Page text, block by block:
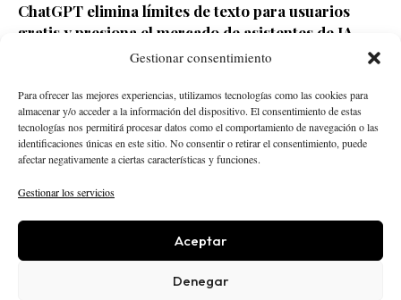
Gestionar consentimiento
Para ofrecer las mejores experiencias, utilizamos tecnologías como las cookies para
almacenar y/o acceder a la información del dispositivo. El consentimiento de estas
tecnologías nos permitirá procesar datos como el comportamiento de navegación o las
identificaciones únicas en este sitio. No consentir o retirar el consentimiento, puede
afectar negativamente a ciertas características y funciones.
Gestionar los servicios
Aceptar
Denegar
ChatGPT elimina límites de texto para usuarios
gratis y presiona el mercado de asistentes de IA
Hace 4 horas
INTELIGENCIA ARTIFICIAL
CREATOR ECONOMY
ROBÓTICA
NEGOCIOS
ECONOMÍA
ACTUALIDAD